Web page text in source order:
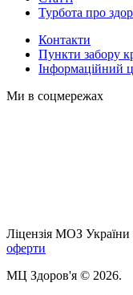
Турбота про
Контакти
Пункти забору
Інформаційний
Ми в соцмережах
Ліцензія МОЗ
оферти
МЦ Здоров'я © 2026.